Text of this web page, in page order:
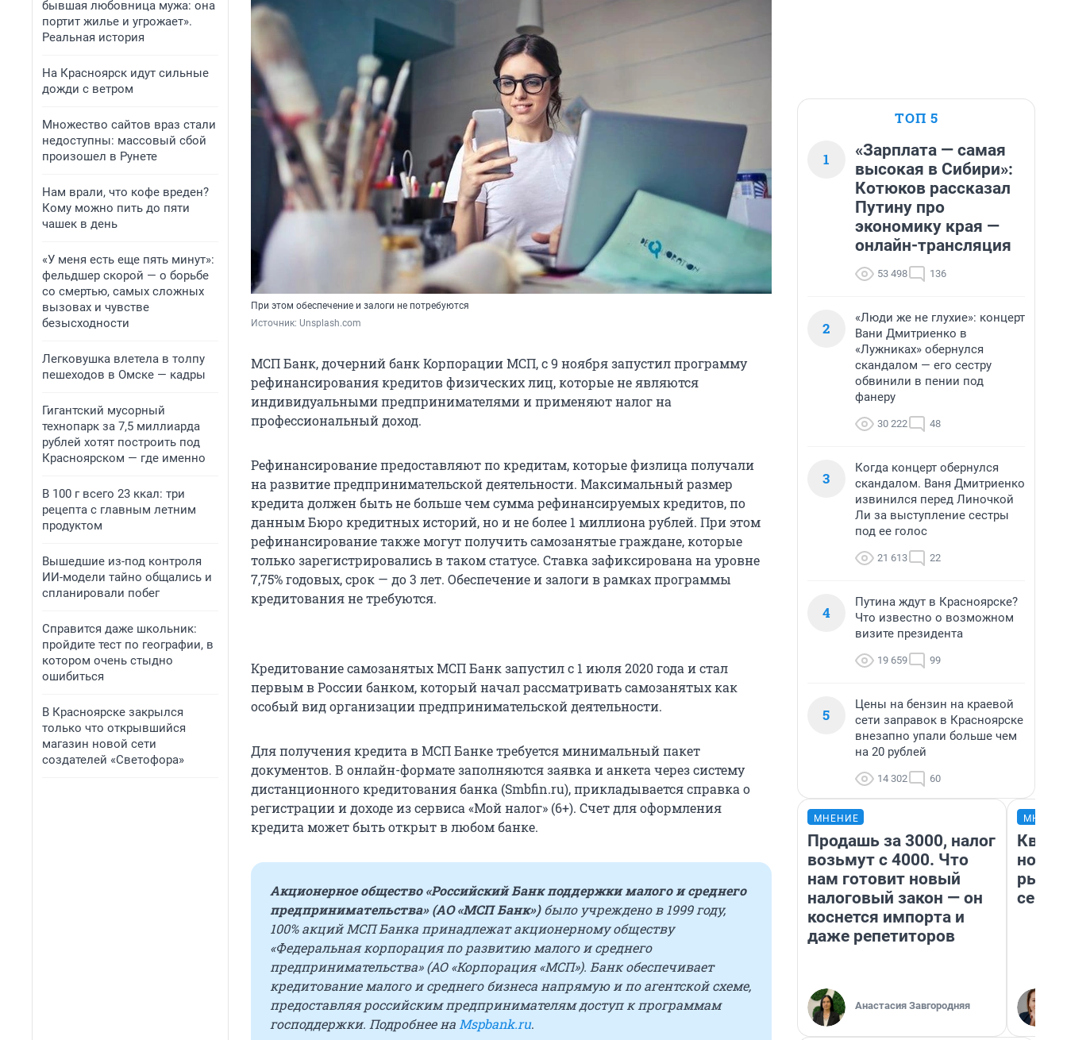
бывшая любовница мужа: она
портит жилье и угрожает».
Реальная история
На Красноярск идут сильные
дожди с ветром
Множество сайтов враз стали
недоступны: массовый сбой
произошел в Рунете
Нам врали, что кофе вреден?
Кому можно пить до пяти
чашек в день
«У меня есть еще пять минут»:
фельдшер скорой — о борьбе
со смертью, самых сложных
вызовах и чувстве
безысходности
Легковушка влетела в толпу
пешеходов в Омске — кадры
Гигантский мусорный
технопарк за 7,5 миллиарда
рублей хотят построить под
Красноярском — где именно
В 100 г всего 23 ккал: три
рецепта с главным летним
продуктом
Вышедшие из-под контроля
ИИ-модели тайно общались и
спланировали побег
Справится даже школьник:
пройдите тест по географии, в
котором очень стыдно
ошибиться
В Красноярске закрылся
только что открывшийся
магазин новой сети
создателей «Светофора»
При этом обеспечение и залоги не потребуются
Источник: Unsplash.com
МСП Банк, дочерний банк Корпорации МСП, с 9 ноября запустил программу
рефинансирования кредитов физических лиц, которые не являются
индивидуальными предпринимателями и применяют налог на
профессиональный доход.
Рефинансирование предоставляют по кредитам, которые физлица получали
на развитие предпринимательской деятельности. Максимальный размер
кредита должен быть не больше чем сумма рефинансируемых кредитов, по
данным Бюро кредитных историй, но и не более 1 миллиона рублей. При этом
рефинансирование также могут получить самозанятые граждане, которые
только зарегистрировались в таком статусе. Ставка зафиксирована на уровне
7,75% годовых, срок — до 3 лет. Обеспечение и залоги в рамках программы
кредитования не требуются.
Кредитование самозанятых МСП Банк запустил с 1 июля 2020 года и стал
первым в России банком, который начал рассматривать самозанятых как
особый вид организации предпринимательской деятельности.
Для получения кредита в МСП Банке требуется минимальный пакет
документов. В онлайн-формате заполняются заявка и анкета через систему
дистанционного кредитования банка (Smbfin.ru), прикладывается справка о
регистрации и доходе из сервиса «Мой налог» (6+). Счет для оформления
кредита может быть открыт в любом банке.
Акционерное общество «Российский Банк поддержки малого и среднего
предпринимательства» (АО «МСП Банк»)было учреждено в 1999 году,
100% акций МСП Банка принадлежат акционерному обществу
«Федеральная корпорация по развитию малого и среднего
предпринимательства» (АО «Корпорация «МСП»). Банк обеспечивает
кредитование малого и среднего бизнеса напрямую и по агентской схеме,
предоставляя российским предпринимателям доступ к программам
господдержки. Подробнее на Mspbank.ru.
ТОП 5
1
«Зарплата — самая
высокая в Сибири»:
Котюков рассказал
Путину про
экономику края —
онлайн-трансляция
53 498 136
2
«Люди же не глухие»: концерт
Вани Дмитриенко в
«Лужниках» обернулся
скандалом — его сестру
обвинили в пении под
фанеру
30 222 48
3
Когда концерт обернулся
скандалом. Ваня Дмитриенко
извинился перед Линочкой
Ли за выступление сестры
под ее голос
21 613 22
4
Путина ждут в Красноярске?
Что известно о возможном
визите президента
19 659 99
5
Цены на бензин на краевой
сети заправок в Красноярске
внезапно упали больше чем
на 20 рублей
14 302 60
МНЕНИЕ
Продашь за 3000, налог
возьмут с 4000. Что
нам готовит новый
налоговый закон — он
коснется импорта и
даже репетиторов
Анастасия Завгородняя
но